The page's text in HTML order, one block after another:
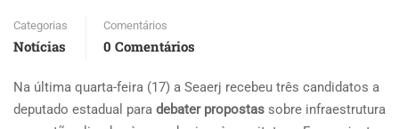
Categorias
Notícias
Comentários
0 Comentários
Na última quarta-feira (17) a Seaerj recebeu três candidatos a
deputado estadual para debater propostas sobre infraestrutura